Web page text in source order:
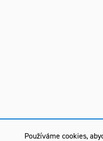
Používáme cookies,